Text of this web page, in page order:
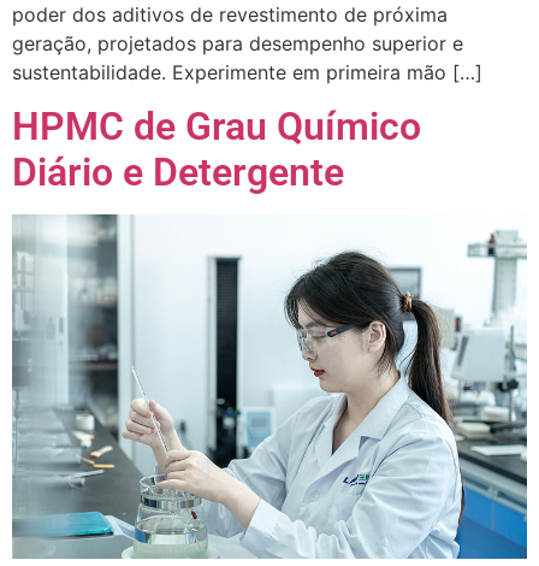
poder dos aditivos de revestimento de próxima
geração, projetados para desempenho superior e
sustentabilidade. Experimente em primeira mão […]
HPMC de Grau Químico
Diário e Detergente